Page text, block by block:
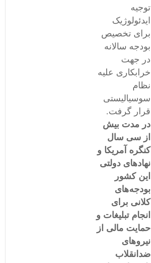
توجیه
ایدئولوژیک
برای تخصیص
بودجه سالانه
در جهت
خرابکاری علیه
نظام
سوسیالیستی
قرار گرفت.
در مدت بیش
از سی سال
کنگره آمریکا و
نهادهای دولتی
این کشور
بودجه‌های
کلانی برای
انجام تبلیغات و
حمایت مالی از
نیروهای
ضدانقلاب